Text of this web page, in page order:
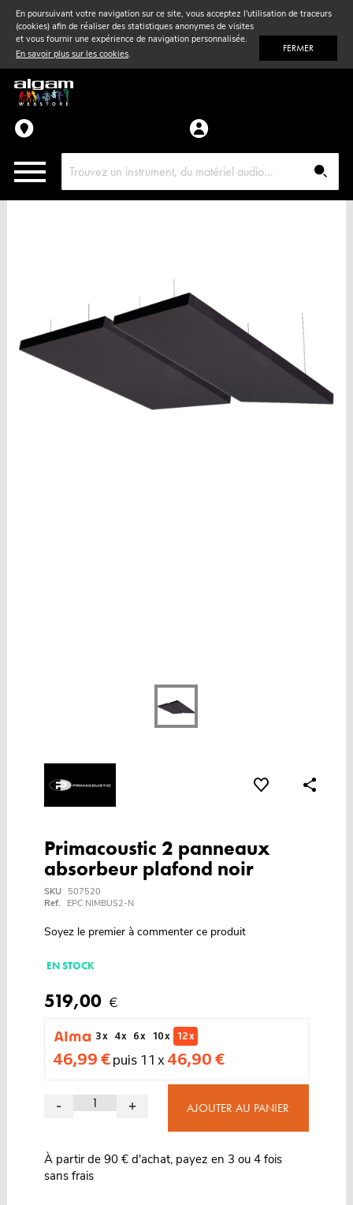
En poursuivant votre navigation sur ce site, vous acceptez l'utilisation de traceurs
(cookies) afin de réaliser des statistiques anonymes de visites
et vous fournir une expérience de navigation personnalisée.
En savoir plus sur les cookies. FERMER
Vent& Violon
Accessoires
Pièces détachées
Primacoustic 2 panneaux
absorbeur plafond noir
SKU
507520
Ref.
EPC NIMBUS2-N
Soyez le premier à commenter ce produit
EN STOCK
519,00 €
3 x 4 x 6 x 10 x 12 x
46,99 €puis 11 x 46,90 €
- + AJOUTER AU PANIER
À partir de 90 € d'achat, payez en 3 ou 4 fois
sans frais